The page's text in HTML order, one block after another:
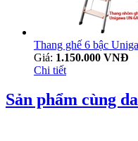
Thang ghế 6 bậc
Giá: 1.150.000 VNĐ
Chi tiết
Sản phẩm cùng